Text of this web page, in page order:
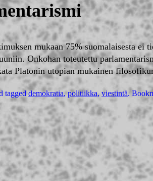
mukaan 75% suomalaisesta ei
Onkohan toteutettu
Platonin utopian mukainen
tagged demokratia,politiikka, viestintä.